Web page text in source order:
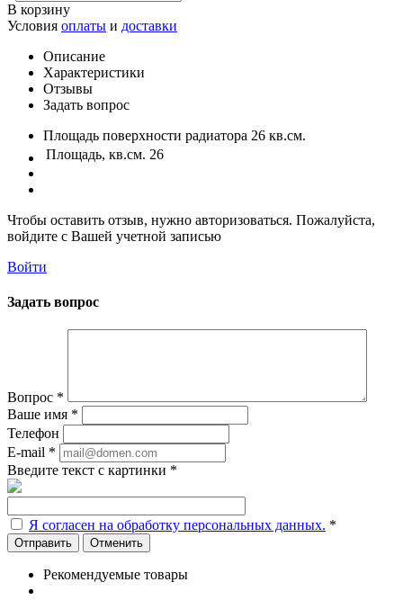
В корзину
Условия оплаты и доставки
Описание
Характеристики
Отзывы
Задать вопрос
Площадь поверхности радиатора 26 кв.см.
Площадь, кв.см. 26
Чтобы оставить отзыв, нужно авторизоваться. Пожалуйста,
войдите с Вашей учетной записью
Войти
Задать вопрос
Вопрос *
Ваше имя *
Телефон
E-mail *
Введите текст с картинки *
Я согласен на обработку персональных данных. *
Отменить
Рекомендуемые товары